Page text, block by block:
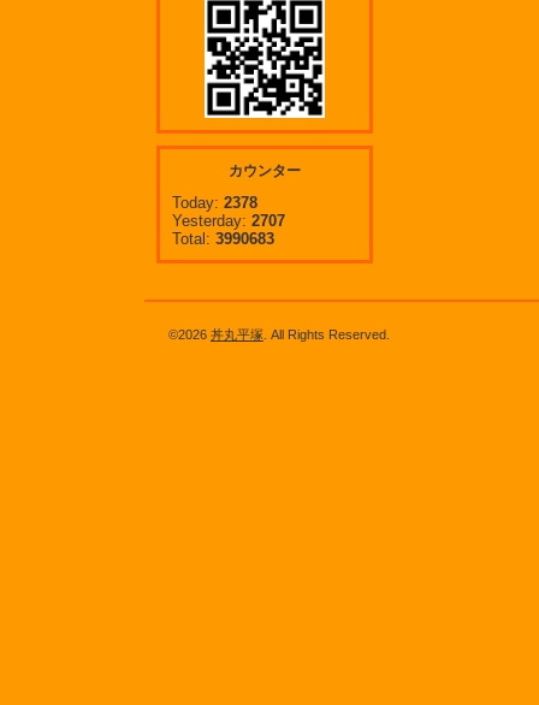
カウンター
Today: 2378
Yesterday: 2707
Total: 3990683
©2026 丼丸平塚 . All Rights Reserved.